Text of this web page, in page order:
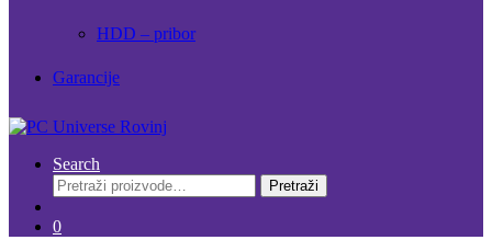
HDD – pribor
Garancije
Search
Pretraži:
Pretraži
0